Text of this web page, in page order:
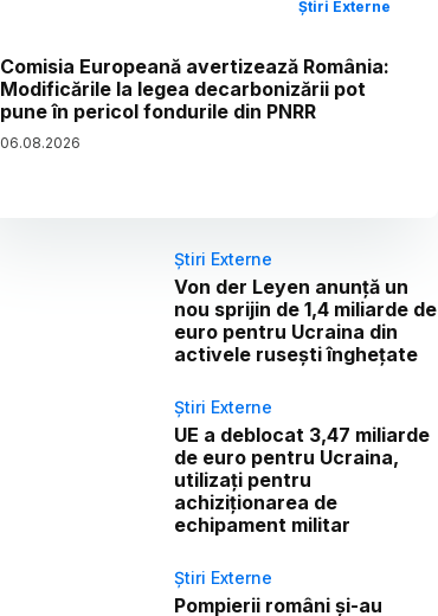
Știri Externe
Comisia Europeană avertizează România:
Modificările la legea decarbonizării pot
pune în pericol fondurile din PNRR
06.08.2026
Știri Externe
Von der Leyen anunță un
nou sprijin de 1,4 miliarde de
euro pentru Ucraina din
activele rusești înghețate
Știri Externe
UE a deblocat 3,47 miliarde
de euro pentru Ucraina,
utilizați pentru
achiziționarea de
echipament militar
Știri Externe
Pompierii români și-au